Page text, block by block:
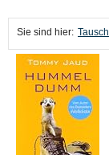
Sie sind hier: